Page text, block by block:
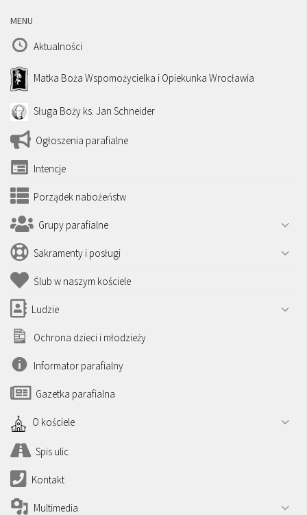
MENU
Aktualności
Matka Boża Wspomożycielka i Opiekunka Wrocławia
Sługa Boży ks. Jan Schneider
Ogłoszenia parafialne
Intencje
Porządek nabożeństw
Grupy parafialne
Sakramenty i posługi
Ślub w naszym kościele
Ludzie
Ochrona dzieci i młodzieży
Informator parafialny
Gazetka parafialna
O kościele
Spis ulic
Kontakt
Multimedia